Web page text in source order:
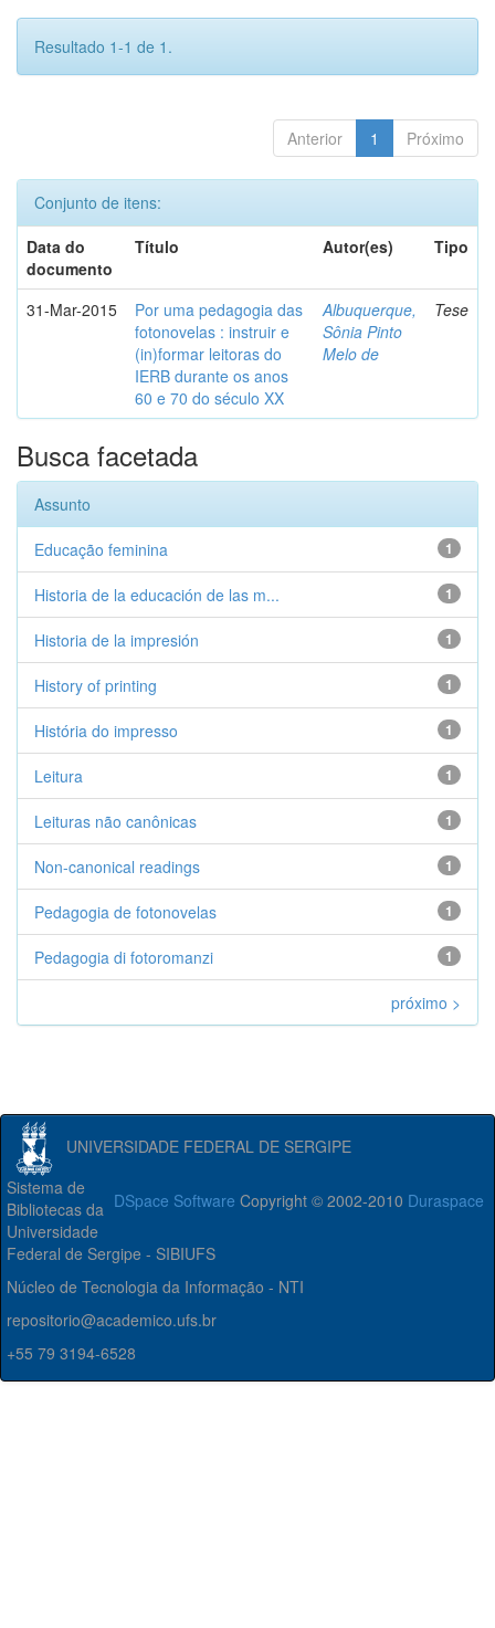
Resultado 1-1 de 1.
Anterior 1 Próximo
Conjunto de itens:
Data do
documento
Título Autor(es) Tipo
31-Mar-2015
Por uma pedagogia das
fotonovelas : instruir e
(in)formar leitoras do
IERB durante os anos
60 e 70 do século XX
Albuquerque,
Sônia Pinto
Melo de
Tese
Busca facetada
Assunto
1
Educação feminina
1
Historia de la educación de las m...
1
Historia de la impresión
1
History of printing
1
História do impresso
1
Leitura
1
Leituras não canônicas
1
Non-canonical readings
1
Pedagogia de fotonovelas
1
Pedagogia di fotoromanzi
próximo >
UNIVERSIDADE FEDERAL DE SERGIPE
DSpace Software Copyright © 2002-2010 Duraspace
Sistema de
Bibliotecas da
Universidade
Federal de Sergipe - SIBIUFS
Núcleo de Tecnologia da Informação - NTI
repositorio@academico.ufs.br
+55 79 3194-6528